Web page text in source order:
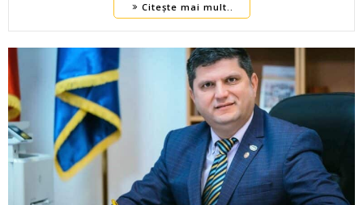
Citește mai mult..